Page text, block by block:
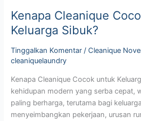
Kenapa Cleanique
Keluarga Sibuk?
Tinggalkan Komentar / Cleanique
cleaniquelaundry
Kenapa Cleanique Cocok untuk
kehidupan modern yang serba cepat,
paling berharga, terutama bagi
menyeimbangkan pekerjaan, urusan